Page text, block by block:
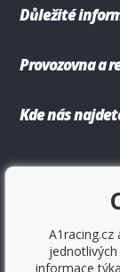
Důležité
Provozovna a
Kde nás
informace